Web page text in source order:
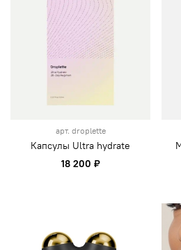
арт. droplette
Капсулы Ultra hydrate
18 200 ₽